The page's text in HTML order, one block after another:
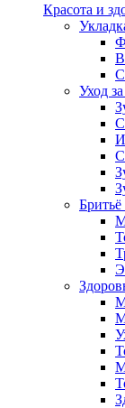
Красота и
Уход